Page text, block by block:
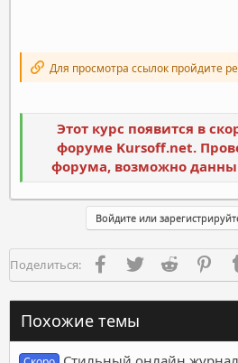
Для просмотра ссылок пройдите
Этот курс появится в
форуме Kursoff.net.
форума, возможно
Войдите или
Поделиться: FacebookTwitter Reddit
Похожие темы